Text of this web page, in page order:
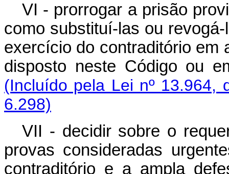
VI - prorrogar a prisão
como substituí-las ou
exercício do contraditório em
disposto neste Código ou
(Incluído pela Lei nº 13.964,
6.298)
VII - decidir sobre o
provas consideradas
contraditório e a ampla